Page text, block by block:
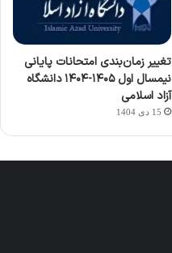
تغییر زمان‌بندی امتحانات پایانی
نیمسال اول ۱۴۰۵-۱۴۰۴ دانشگاه
آزاد اسلامی
15 دی 1404